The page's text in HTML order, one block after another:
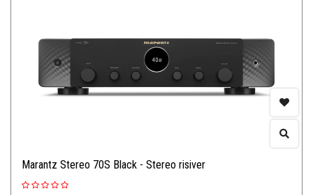
Marantz Stereo 70S Black - Stereo risiver